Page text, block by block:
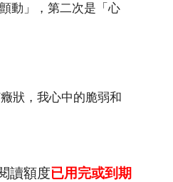
動」，第二次是「心
狀，我心中的脆弱和
讀額度已用完或到期